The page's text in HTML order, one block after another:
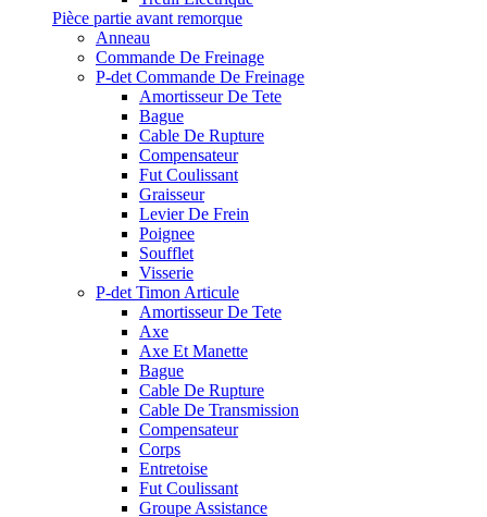
Pièce partie avant remorque
Anneau
Commande De Freinage
P-det Commande De Freinage
Amortisseur De Tete
Bague
Cable De Rupture
Compensateur
Fut Coulissant
Graisseur
Levier De Frein
Poignee
Soufflet
Visserie
P-det Timon Articule
Amortisseur De Tete
Axe
Axe Et Manette
Bague
Cable De Rupture
Cable De Transmission
Compensateur
Corps
Entretoise
Fut Coulissant
Groupe Assistance